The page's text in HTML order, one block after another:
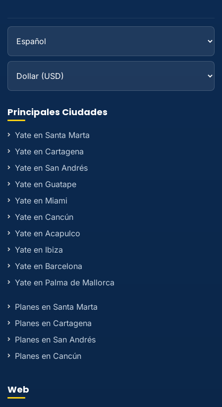
Principales Ciudades
Yate en Santa Marta
Yate en Cartagena
Yate en San Andrés
Yate en Guatape
Yate en Miami
Yate en Cancún
Yate en Acapulco
Yate en Ibiza
Yate en Barcelona
Yate en Palma de Mallorca
Planes en Santa Marta
Planes en Cartagena
Planes en San Andrés
Planes en Cancún
Web